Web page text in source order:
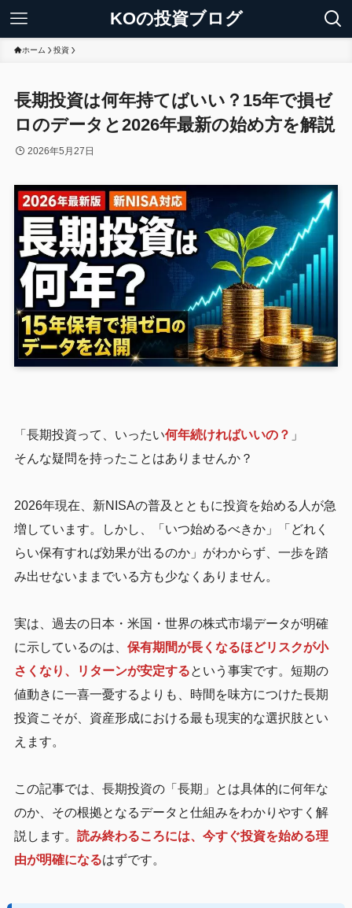
KOの投資ブログ
ホーム 投資
長期投資は何年持てばいい？15年で損ゼ
ロのデータと2026年最新の始め方を解説
2026年5月27日
「長期投資って、いったい何年続ければいいの？ 」
そんな疑問を持ったことはありませんか？
2026年現在、新NISAの普及とともに投資を始める人が急
増しています。しかし、「いつ始めるべきか」「どれく
らい保有すれば効果が出るのか」がわからず、一歩を踏
み出せないままでいる方も少なくありません。
実は、過去の日本・米国・世界の株式市場データが明確
に示しているのは、 保有期間が長くなるほどリスクが小
さくなり、リターンが安定するという事実です。短期の
値動きに一喜一憂するよりも、時間を味方につけた長期
投資こそが、資産形成における最も現実的な選択肢とい
えます。
この記事では、長期投資の「長期」とは具体的に何年な
のか、その根拠となるデータと仕組みをわかりやすく解
説します。 読み終わるころには、今すぐ投資を始める理
由が明確になるはずです。